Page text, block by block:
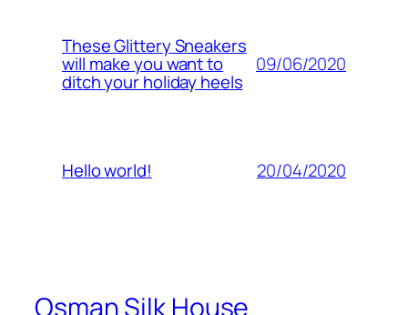
These Glittery Sneakers
will make you want to
ditch your holiday heels
09/06/2020
Hello world! 20/04/2020
Osman Silk House